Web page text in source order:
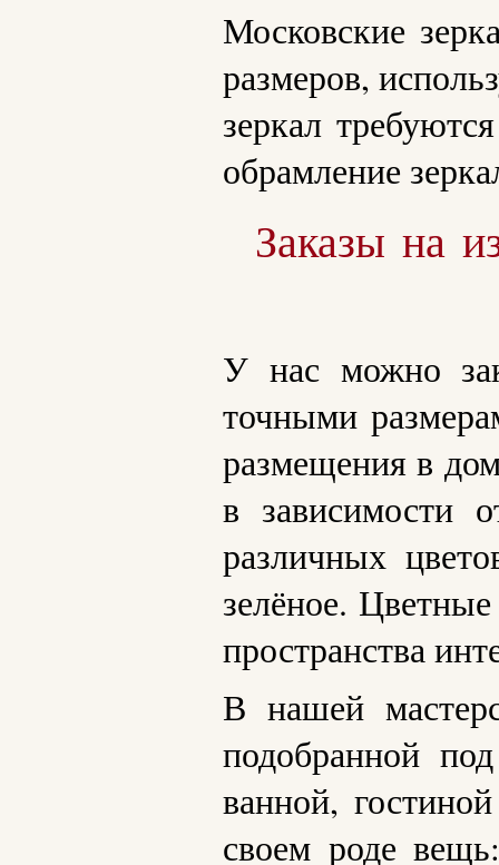
Московские
размеров,
зеркал
обрамление
Заказы на
У нас можно
точными
размещения в
в зависимости
различных
зелёное.
пространства
В нашей
подобранной
ванной,
своем роде